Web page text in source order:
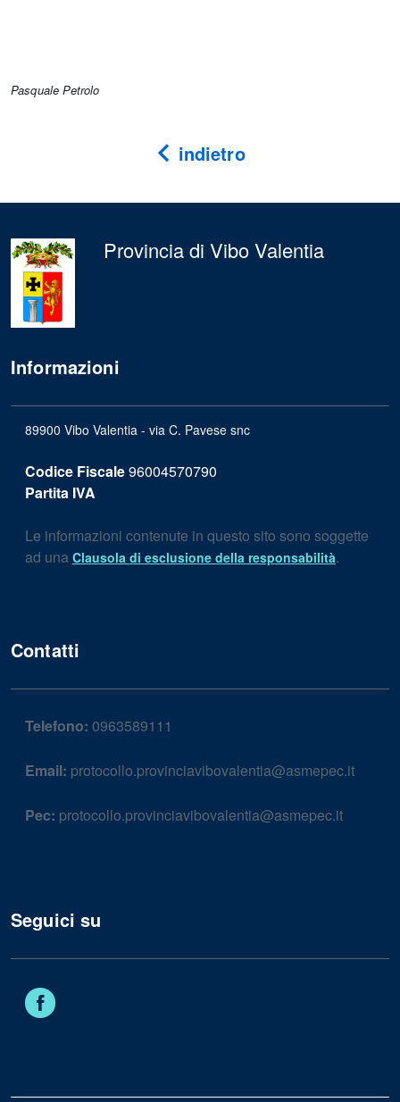
Pasquale Petrolo
indietro
Provincia di Vibo Valentia
Informazioni
89900 Vibo Valentia - via C. Pavese snc
Codice Fiscale96004570790
Partita IVA
Le informazioni contenute in questo sito sono soggette
ad una Clausola di esclusione della responsabilità.
Contatti
Telefono: 0963589111
Email: protocollo.provinciavibovalentia@asmepec.it
Pec: protocollo.provinciavibovalentia@asmepec.it
Seguici su